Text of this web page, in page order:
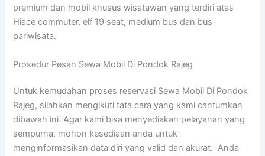
premium dan mobil khusus wisatawan yang terdiri atas
Hiace commuter, elf 19 seat, medium bus dan bus
pariwisata.
Prosedur Pesan Sewa Mobil Di Pondok Rajeg
Untuk kemudahan proses reservasi Sewa Mobil Di Pondok
Rajeg, silahkan mengikuti tata cara yang kami cantumkan
dibawah ini. Agar kami bisa menyediakan pelayanan yang
sempurna, mohon kesediaan anda untuk
menginformasikan data diri yang valid dan akurat. Anda